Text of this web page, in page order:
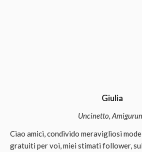
Giulia
Uncinetto,
Ciao amici, condivido meravigliosi
gratuiti per voi, miei stimati follower,